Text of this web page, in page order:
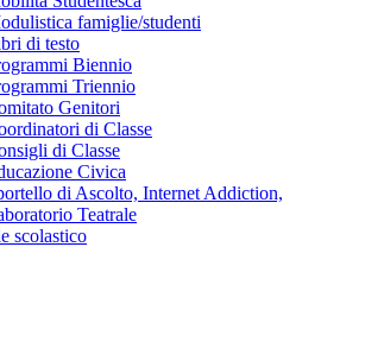
famiglie/studenti
di testo
Biennio
Triennio
Genitori
di Classe
di Classe
Civica
di Ascolto, Internet Addiction,
Teatrale
scolastico